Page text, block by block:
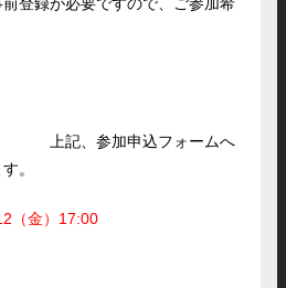
登録が必要ですので、ご参加希
手数ですが、
込フォームへ
。
（金）17:00